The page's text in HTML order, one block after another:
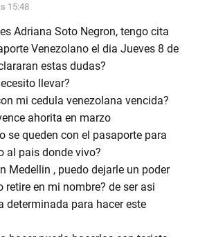
15:48
Adriana Soto Negron, tengo cita
Venezolano el dia Jueves 8 de
estas dudas?
llevar?
mi cedula venezolana vencida?
ahorita en marzo
se queden con el pasaporte para
al pais donde vivo?
Medellin , puedo dejarle un poder
retire en mi nombre? de ser asi
determinada para hacer este